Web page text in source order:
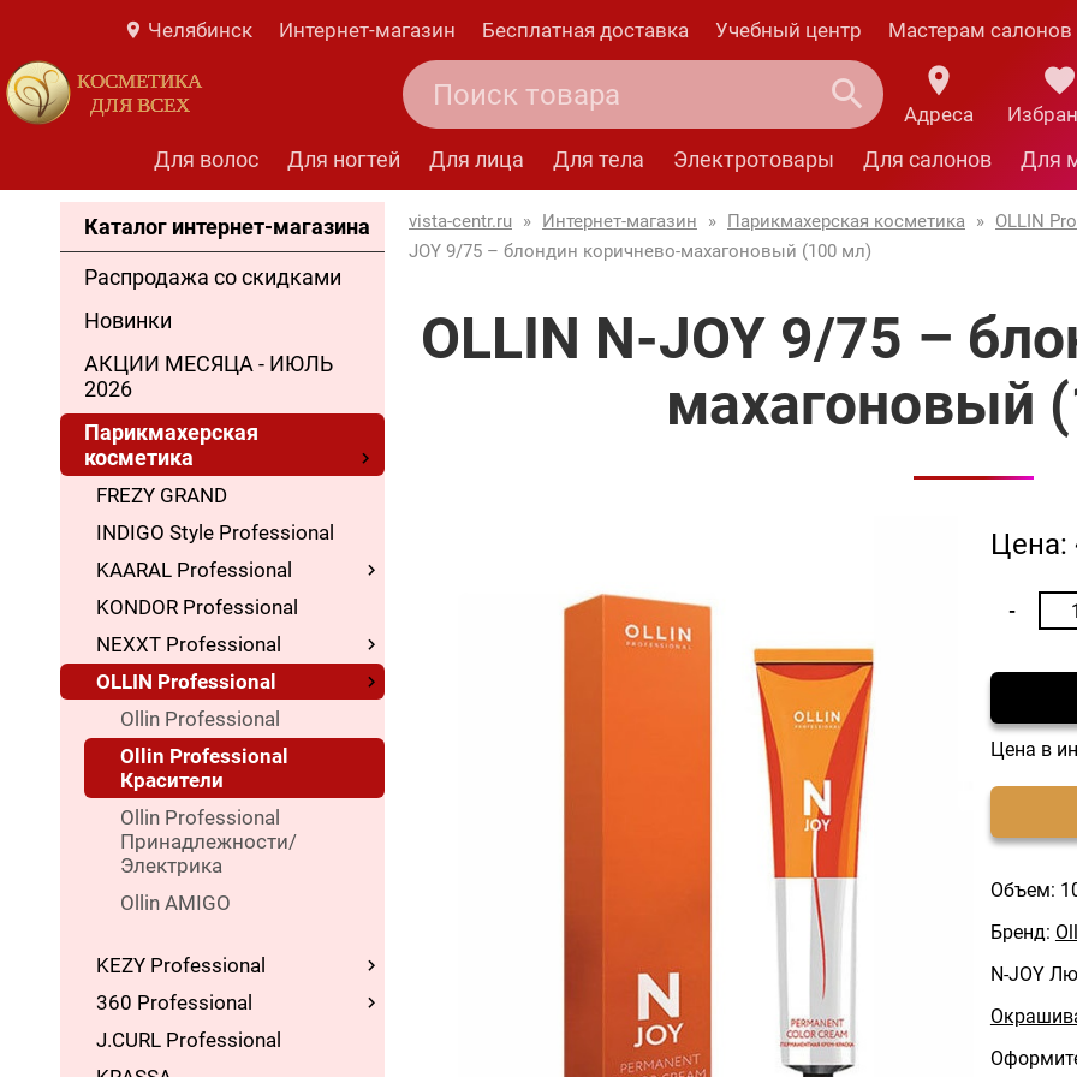
Челябинск Интернет-магазин Бесплатная доставка Учебный центр Мастерам салонов
КОСМЕТИКА
ДЛЯ ВСЕХ
Адреса
Для волос Для ногтей Для лица Для тела Электротовары Для салонов Для
Каталог интернет-магазина
Распродажа со скидками
Новинки
АКЦИИ МЕСЯЦА - ИЮЛЬ
2026
Парикмахерская
косметика
FREZY GRAND
INDIGO Style Professional
KAARAL Professional
KONDOR Professional
NEXXT Professional
OLLIN Professional
Ollin Professional
Ollin Professional
Красители
Ollin Professional
Принадлежности/
Электрика
Ollin AMIGO
KEZY Professional
360 Professional
J.CURL Professional
vista-centr.ru » Интернет-магазин » Парикмахерская косметика » OLLIN
JOY 9/75 – блондин коричнево-махагоновый (100 мл)
OLLIN N-JOY 9/75 –
махагоновый
Цена:
Цена в
Объем:
Бренд:
N-JOY